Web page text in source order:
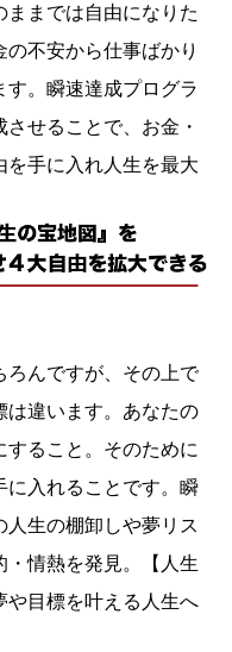
までは自由になりた
不安から仕事ばかり
。瞬速達成プログラ
せることで、お金・
を手に入れ人生を最大
ろんですが、その上で
は違います。あなたの
ること。そのために
に入れることです。瞬
生の棚卸しや夢リス
・情熱を発見。【人生
や目標を叶える人生へ